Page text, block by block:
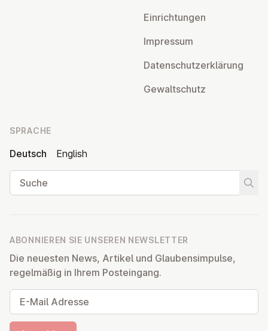
Ein­rich­tun­gen
Impressum
Da­ten­schutz­er­klä­rung
Ge­walt­schutz
SPRACHE
Deutsch
English
Suche
ABONNIEREN SIE UNSEREN NEWSLETTER
Die neuesten News, Artikel und Glaubensimpulse,
regelmäßig in Ihrem Posteingang.
E-Mail Adresse